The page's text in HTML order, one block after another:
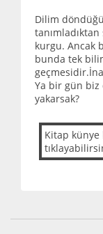
Dilim
kurgu. Ancak
bunda tek
Ya bir gün
yakarsak?
Kitap